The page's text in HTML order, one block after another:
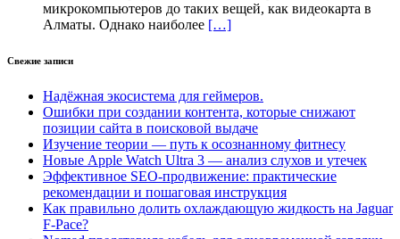
микрокомпьютеров до таких вещей, как видеокарта в
Алматы. Однако наиболее […]
Свежие записи
Надёжная экосистема для геймеров.
Ошибки при создании контента, которые снижают
позиции сайта в поисковой выдаче
Изучение теории — путь к осознанному фитнесу
Новые Apple Watch Ultra 3 — анализ слухов и утечек
Эффективное SEO-продвижение: практические
рекомендации и пошаговая инструкция
Как правильно долить охлаждающую жидкость на Jaguar
F-Pace?